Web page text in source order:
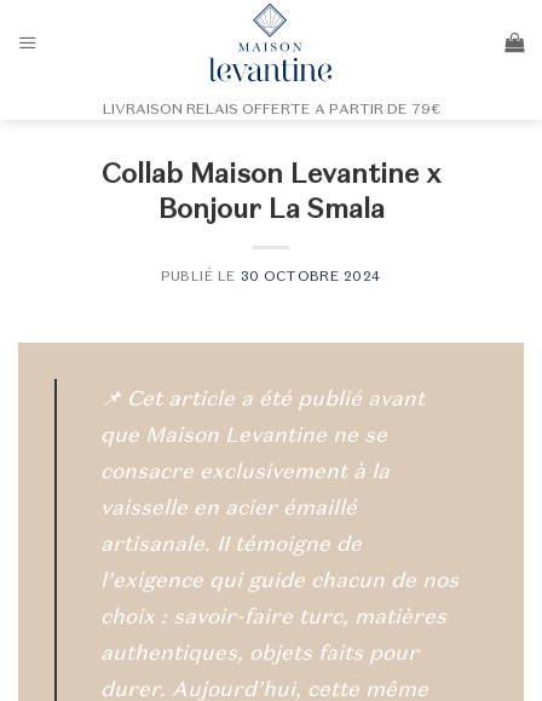
au
LIVRAISON RELAIS OFFERTE A PARTIR DE 79€
Collab Maison Levantine x
Bonjour La Smala
PUBLIÉ LE 30 OCTOBRE 2024
📌 Cet article a été publié avant
que Maison Levantine ne se
consacre exclusivement à la
vaisselle en acier émaillé
artisanale. II témoigne de
l’exigence qui guide chacun de nos
choix : savoir-faire turc, matières
authentiques, objets faits pour
durer. Aujourd’hui, cette même